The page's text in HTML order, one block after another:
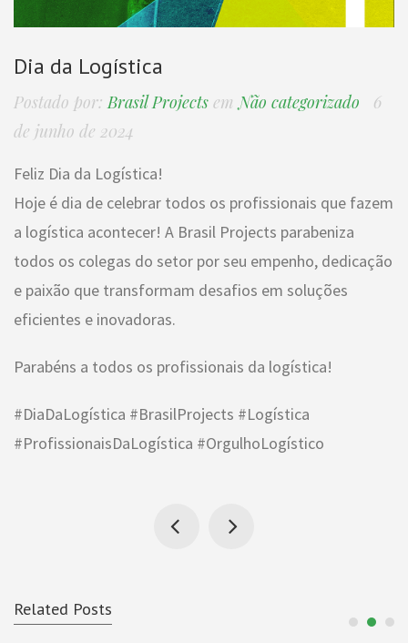
Dia da Logística
Postado por: Brasil Projects em Não categorizado
6
de junho de 2024
Feliz Dia da Logística!
Hoje é dia de celebrar todos os profissionais que fazem
a logística acontecer! A Brasil Projects parabeniza
todos os colegas do setor por seu empenho, dedicação
e paixão que transformam desafios em soluções
eficientes e inovadoras.
Parabéns a todos os profissionais da logística!
#DiaDaLogística #BrasilProjects #Logística
#ProfissionaisDaLogística #OrgulhoLogístico
Related Posts